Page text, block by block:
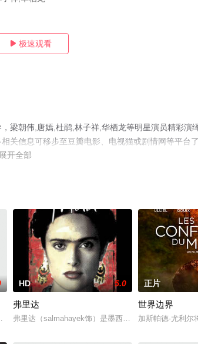
 极速观看
梁朝伟,唐嫣,杜鹃,林子祥,华栖龙等明星演员精彩演
关信息可移步至豆瓣电影、电视猫或剧情网等平台了
展开全部
以及由此展开的一系列故事。金司祭（金允石饰）因总
HD 5.0
弗里达
弗里达（salmahayek饰）是墨西哥著名的女画家，18
正片
世界边界
加斯帕德·尤利